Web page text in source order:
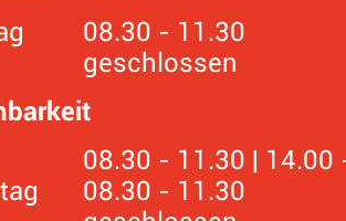
08.30 - 11.30
geschlossen
08.30 - 11.30 | 14.00
08.30 - 11.30